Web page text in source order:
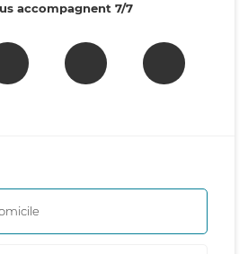
accompagnent 7/7